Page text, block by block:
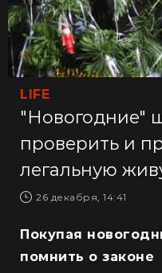
LIFE
"Новогодние"
проверить и
легальную
26 декабря, 14:41
Покупая
помнить о законе